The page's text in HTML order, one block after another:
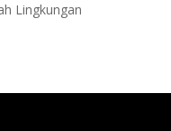
Lingkungan